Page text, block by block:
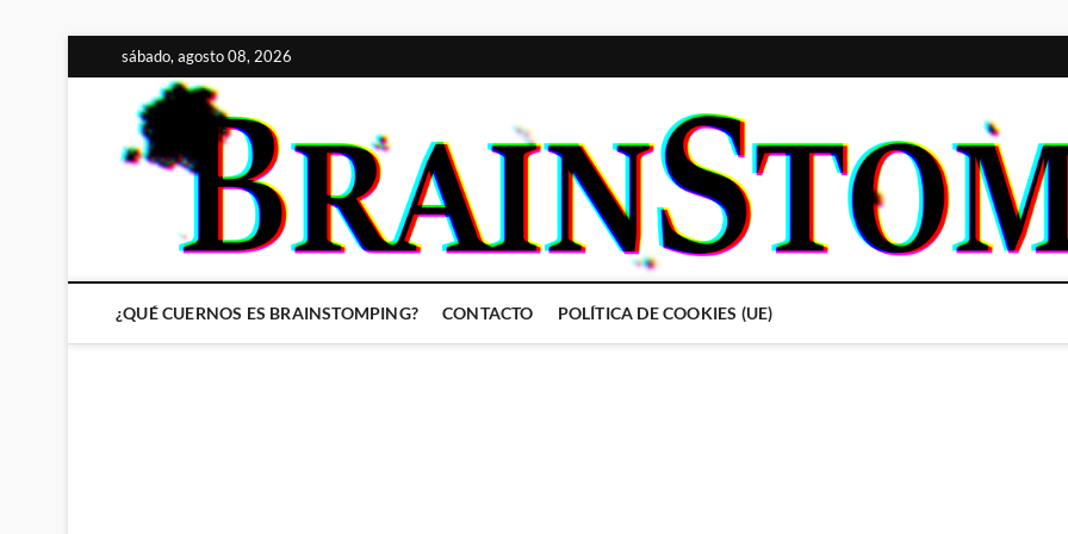
al
contenido
sábado, agosto 08, 2026
¿QUÉ CUERNOS ES BRAINSTOMPING? CONTACTO POLÍTICA DE COOKIES (UE)